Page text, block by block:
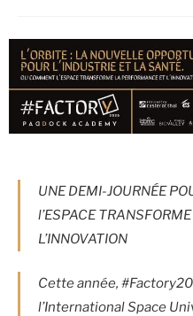
UNE DEMI-JOURNÉE
l’ESPACE
L’INNOVATION
Cette année,
l’International Space